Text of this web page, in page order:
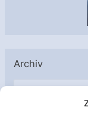
Archiv
A